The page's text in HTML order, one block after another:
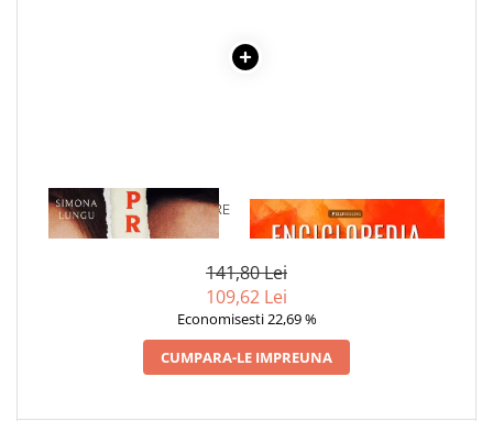
Dezvoltare Profesionala
Dezvoltarea Afacerilor
1 x PREJUDECATI. O IUBIRE
INTERZISA
1 x ENCICLOPEDIA
CRISTALELOR
141,80 Lei
109,62 Lei
Economisesti 22,69 %
CUMPARA-LE IMPREUNA